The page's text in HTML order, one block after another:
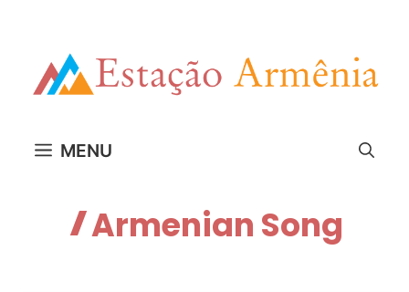
MENU
Armenian Song